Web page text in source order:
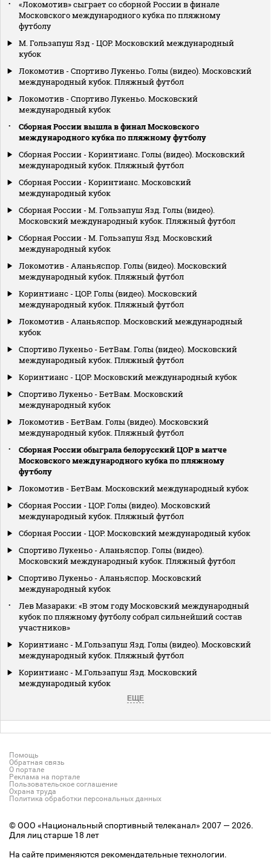
«Локомотив» сыграет со сборной России в финале
Московского международного кубка по пляжному
футболу
М. Гользапуш Язд - ЦОР. Московский международный
кубок
Локомотив - Спортиво Лукеньо. Голы (видео). Московский
международный кубок. Пляжный футбол
Локомотив - Спортиво Лукеньо. Московский
международный кубок
Сборная России вышла в финал Московского
международного кубка по пляжному футболу
Сборная России - Коринтианс. Голы (видео). Московский
международный кубок. Пляжный футбол
Сборная России - Коринтианс. Московский
международный кубок
Сборная России - М. Гользапуш Язд. Голы (видео).
Московский международный кубок. Пляжный футбол
Сборная России - М. Гользапуш Язд. Московский
международный кубок
Локомотив - Аланьяспор. Голы (видео). Московский
международный кубок. Пляжный футбол
Коринтианс - ЦОР. Голы (видео). Московский
международный кубок. Пляжный футбол
Локомотив - Аланьяспор. Московский международный
кубок
Спортиво Лукеньо - БетВам. Голы (видео). Московский
международный кубок. Пляжный футбол
Коринтианс - ЦОР. Московский международный кубок
Спортиво Лукеньо - БетВам. Московский
международный кубок
Локомотив - БетВам. Голы (видео). Московский
международный кубок. Пляжный футбол
Сборная России обыграла белорусский ЦОР в матче
Московского международного кубка по пляжному
футболу
Локомотив - БетВам. Московский международный кубок
Сборная России - ЦОР. Голы (видео). Московский
международный кубок. Пляжный футбол
Сборная России - ЦОР. Московский международный кубок
Спортиво Лукеньо - Аланьяспор. Голы (видео).
Московский международный кубок. Пляжный футбол
Спортиво Лукеньо - Аланьяспор. Московский
международный кубок
Лев Мазараки: «В этом году Московский международный
кубок по пляжному футболу собрал сильнейший состав
участников»
Коринтианс - М.Гользапуш Язд. Голы (видео). Московский
международный кубок. Пляжный футбол
Коринтианс - М.Гользапуш Язд. Московский
международный кубок
ЕЩЕ
Помощь
Обратная связь
О портале
Реклама на портале
Пользовательское соглашение
Охрана труда
Политика обработки персональных данных
© ООО «Национальный спортивный телеканал» 2007 — 2026.
Для лиц старше 18 лет
На сайте применяются рекомендательные технологии.